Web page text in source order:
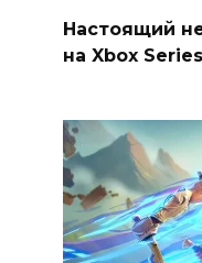
Настоящий
на Xbox